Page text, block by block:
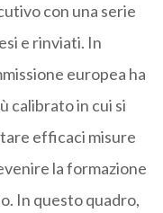
con una serie
e rinviati. In
europea ha
calibrato in cui si
efficaci misure
la formazione
In questo quadro,